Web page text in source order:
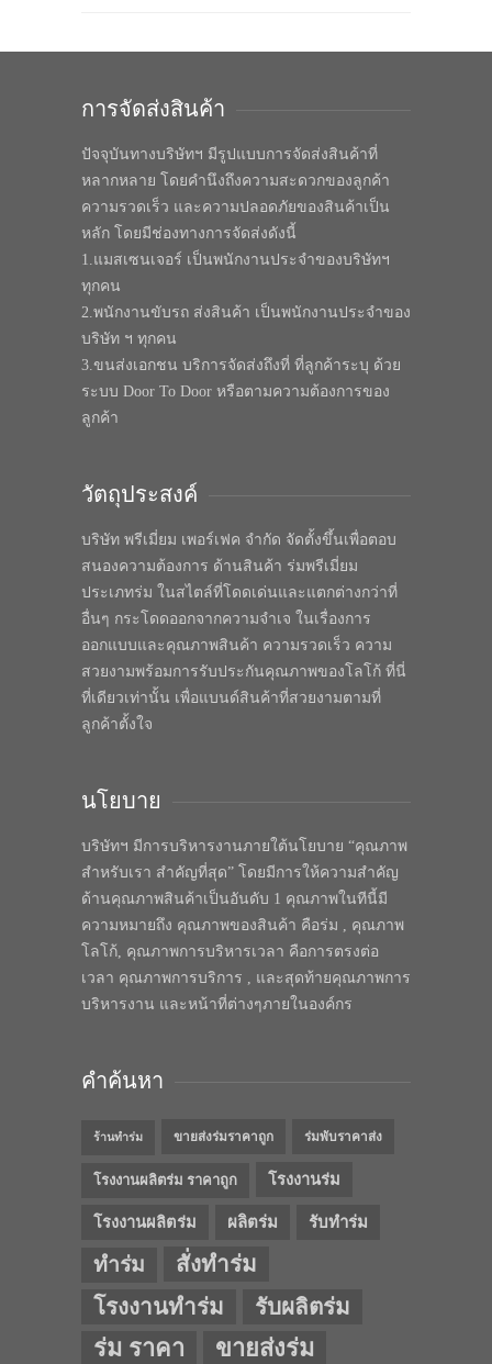
การจัดส่งสินค้า
ปัจจุบันทางบริษัทฯ มีรูปแบบการจัดส่งสินค้าที่
หลากหลาย โดยคำนึงถึงความสะดวกของลูกค้า
ความรวดเร็ว และความปลอดภัยของสินค้าเป็น
หลัก โดยมีช่องทางการจัดส่งดังนี้
1.แมสเซนเจอร์ เป็นพนักงานประจำของบริษัทฯ
ทุกคน
2.พนักงานขับรถ ส่งสินค้า เป็นพนักงานประจำของ
บริษัท ฯ ทุกคน
3.ขนส่งเอกชน บริการจัดส่งถึงที่ ที่ลูกค้าระบุ ด้วย
ระบบ Door To Door หรือตามความต้องการของ
ลูกค้า
วัตถุประสงค์
บริษัท พรีเมี่ยม เพอร์เฟค จำกัด จัดตั้งขึ้นเพื่อตอบ
สนองความต้องการ ด้านสินค้า ร่มพรีเมี่ยม
ประเภทร่ม ในสไตล์ที่โดดเด่นและแตกต่างกว่าที่
อื่นๆ กระโดดออกจากความจำเจ ในเรื่องการ
ออกแบบและคุณภาพสินค้า ความรวดเร็ว ความ
สวยงามพร้อมการรับประกันคุณภาพของโลโก้ ที่นี่
ที่เดียวเท่านั้น เพื่อแบนด์สินค้าที่สวยงามตามที่
ลูกค้าตั้งใจ
นโยบาย
บริษัทฯ มีการบริหารงานภายใต้นโยบาย “คุณภาพ
สำหรับเรา สำคัญที่สุด” โดยมีการให้ความสำคัญ
ด้านคุณภาพสินค้าเป็นอันดับ 1 คุณภาพในทีนี้มี
ความหมายถึง คุณภาพของสินค้า คือร่ม , คุณภาพ
โลโก้, คุณภาพการบริหารเวลา คือการตรงต่อ
เวลา คุณภาพการบริการ , และสุดท้ายคุณภาพการ
บริหารงาน และหน้าที่ต่างๆภายในองค์กร
คำค้นหา
ร้านทำร่ม ขายส่งร่มราคาถูก ร่มพับราคาส่ง
โรงงานผลิตร่ม ราคาถูก โรงงานร่ม
โรงงานผลิตร่ม ผลิตร่ม รับทำร่ม
ทำร่ม
สั่งทำร่ม
โรงงานทำร่ม
รับผลิตร่ม
ร่ม ราคา ขายส่งร่ม